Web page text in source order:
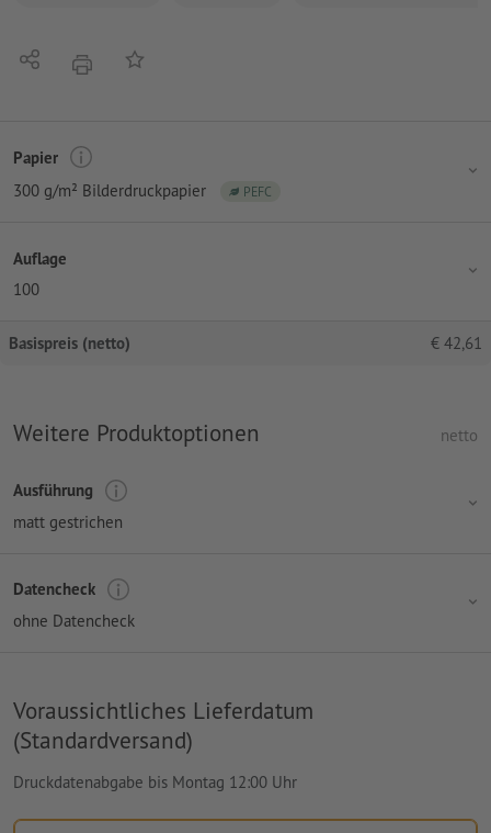
Teilen DruckenAuf die Merkliste
Papier
300 g/m² Bilderdruckpapier
PEFC
Auflage
100
Basispreis (netto) € 42,61
Weitere Produktoptionen netto
Ausführung
matt gestrichen
Datencheck
ohne Datencheck
Voraussichtliches Lieferdatum
(Standardversand)
Druckdatenabgabe bis Montag 12:00 Uhr